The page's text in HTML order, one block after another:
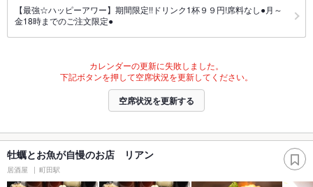
【最強☆ハッピーアワー】期間限定!!ドリンク1杯９９円!席料なし●月～
金18時までのご注文限定●
カレンダーの更新に失敗しました。
下記ボタンを押して空席状況を更新してください。
空席状況を更新する
牡蠣とお魚が自慢のお店 リアン
居酒屋 町田駅